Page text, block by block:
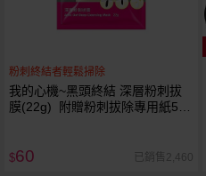
粉刺終結者輕鬆掃除
我的心機~黑頭終結 深層粉刺拔
膜(22g) 附贈粉刺拔除專用紙50
$60 已銷售2,460